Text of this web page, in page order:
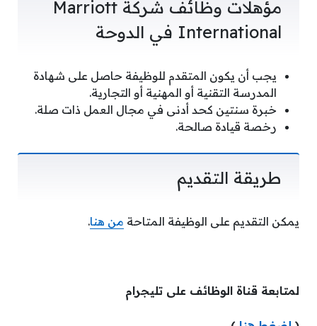
مؤهلات وظائف شركة Marriott
International في الدوحة
يجب أن يكون المتقدم للوظيفة حاصل على شهادة
المدرسة التقنية أو المهنية أو التجارية.
خبرة سنتين كحد أدنى في مجال العمل ذات صلة.
رخصة قيادة صالحة.
طريقة التقديم
يمكن التقديم على الوظيفة المتاحة من هنا.
لمتابعة قناة الوظائف على تليجرام